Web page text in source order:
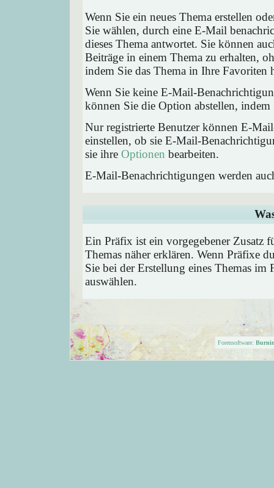
Wenn Sie ein neues Thema erstellen
Sie wählen, durch eine E-Mail
dieses Thema antwortet. Sie können
Beiträge in einem Thema zu erhalten,
indem Sie das Thema in Ihre Favoriten
Wenn Sie keine E-Mail-
können Sie die Option abstellen,
Nur registrierte Benutzer können E-
einstellen, ob sie E-Mail-
sie ihre Optionen bearbeiten.
E-Mail-Benachrichtigungen werden
Ein Präfix ist ein vorgegebener Zusatz
Themas näher erklären. Wenn Präfixe
Sie bei der Erstellung eines Themas
auswählen.
Forensoftware: